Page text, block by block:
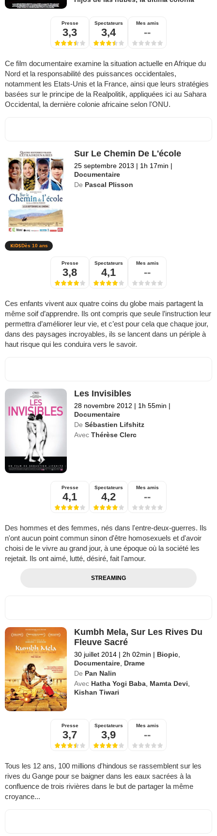
Presse
3,3
Spectateurs
3,4
Mes amis
--
Ce film documentaire examine la situation actuelle en Afrique du
Nord et la responsabilité des puissances occidentales,
notamment les Etats-Unis et la France, ainsi que leurs stratégies
basées sur le principe de la Realpolitik, appliquées ici au Sahara
Occidental, la dernière colonie africaine selon l'ONU.
Sur Le Chemin De L'école
25 septembre 2013 | 1h 17min |
Documentaire
De Pascal Plisson
Dès 10 ans
Presse
3,8
Spectateurs
4,1
Mes amis
--
Ces enfants vivent aux quatre coins du globe mais partagent la
même soif d’apprendre. Ils ont compris que seule l’instruction leur
permettra d’améliorer leur vie, et c’est pour cela que chaque jour,
dans des paysages incroyables, ils se lancent dans un périple à
haut risque qui les conduira vers le savoir.
Les Invisibles
28 novembre 2012 | 1h 55min |
Documentaire
De Sébastien Lifshitz
Avec Thérèse Clerc
Presse
4,1
Spectateurs
4,2
Mes amis
--
Des hommes et des femmes, nés dans l'entre-deux-guerres. Ils
n'ont aucun point commun sinon d'être homosexuels et d'avoir
choisi de le vivre au grand jour, à une époque où la société les
rejetait. Ils ont aimé, lutté, désiré, fait l'amour.
STREAMING
Kumbh Mela, Sur Les Rives Du
Fleuve Sacré
30 juillet 2014 | 2h 02min | Biopic
Documentaire Drame
De Pan Nalin
Avec Hatha Yogi Baba Mamta Devi
Kishan Tiwari
Presse
3,7
Spectateurs
3,9
Mes amis
--
Tous les 12 ans, 100 millions d'hindous se rassemblent sur les
rives du Gange pour se baigner dans les eaux sacrées à la
confluence de trois rivières dans le but de partager la même
croyance...